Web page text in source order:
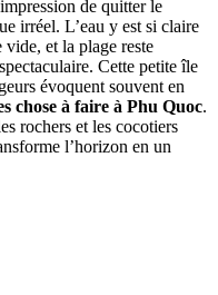
de quitter le
irréel. L’eau y est si claire
vide, et la plage reste
Cette petite île
évoquent souvent en
chose à faire à Phu Quoc.
rochers et les cocotiers
l’horizon en un